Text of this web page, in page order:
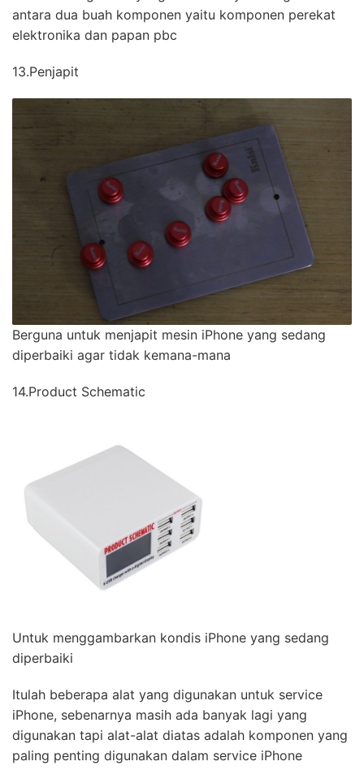
antara dua buah komponen yaitu komponen perekat
elektronika dan papan pbc
13.Penjapit
Berguna untuk menjapit mesin iPhone yang sedang
diperbaiki agar tidak kemana-mana
14.Product Schematic
Untuk menggambarkan kondis iPhone yang sedang
diperbaiki
Itulah beberapa alat yang digunakan untuk service
iPhone, sebenarnya masih ada banyak lagi yang
digunakan tapi alat-alat diatas adalah komponen yang
paling penting digunakan dalam service iPhone